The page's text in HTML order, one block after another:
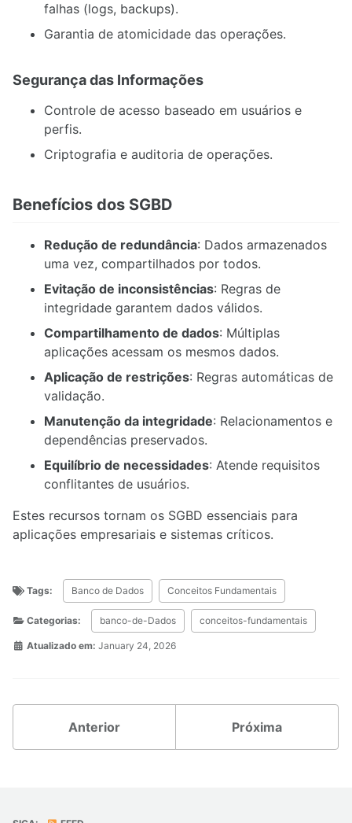
falhas (logs, backups).
Garantia de atomicidade das operações.
Segurança das Informações
Controle de acesso baseado em usuários e
perfis.
Criptografia e auditoria de operações.
Benefícios dos SGBD
Redução de redundância: Dados armazenados
uma vez, compartilhados por todos.
Evitação de inconsistências: Regras de
integridade garantem dados válidos.
Compartilhamento de dados: Múltiplas
aplicações acessam os mesmos dados.
Aplicação de restrições: Regras automáticas de
validação.
Manutenção da integridade: Relacionamentos e
dependências preservados.
Equilíbrio de necessidades: Atende requisitos
conflitantes de usuários.
Estes recursos tornam os SGBD essenciais para
aplicações empresariais e sistemas críticos.
Tags: Banco de Dados Conceitos Fundamentais
Categorias: banco-de-Dados conceitos-fundamentais
Atualizado em: January 24, 2026
Anterior Próxima